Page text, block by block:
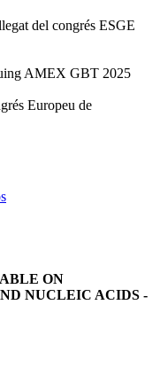
del congrés ESGE
AMEX GBT 2025
Europeu de
ON
NUCLEIC ACIDS -